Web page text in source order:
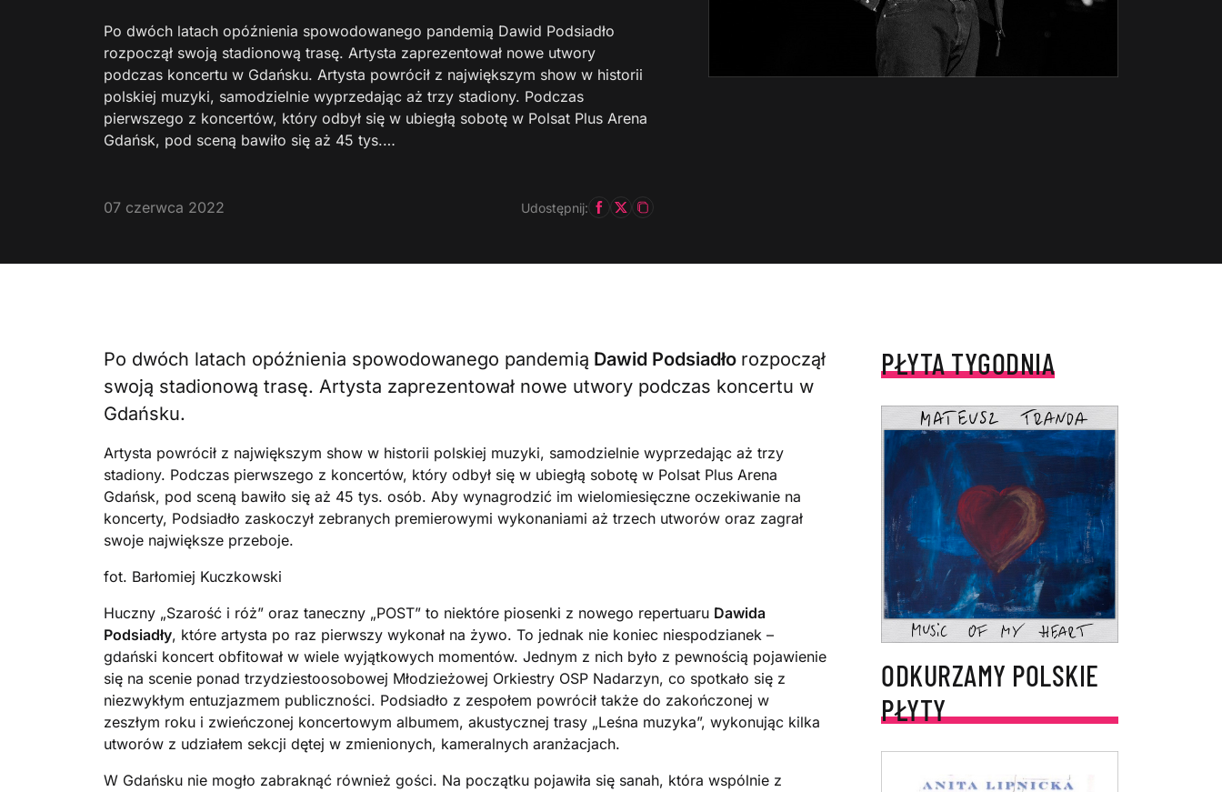
Po dwóch latach opóźnienia spowodowanego pandemią Dawid Podsiadło
rozpoczął swoją stadionową trasę. Artysta zaprezentował nowe utwory
podczas koncertu w Gdańsku. Artysta powrócił z największym show w historii
polskiej muzyki, samodzielnie wyprzedając aż trzy stadiony. Podczas
pierwszego z koncertów, który odbył się w ubiegłą sobotę w Polsat Plus Arena
Gdańsk, pod sceną bawiło się aż 45 tys.…
07 czerwca 2022 Udostępnij:
Po dwóch latach opóźnienia spowodowanego pandemią Dawid Podsiadło rozpoczął
swoją stadionową trasę. Artysta zaprezentował nowe utwory podczas koncertu w
Gdańsku.
Artysta powrócił z największym show w historii polskiej muzyki, samodzielnie wyprzedając aż trzy
stadiony. Podczas pierwszego z koncertów, który odbył się w ubiegłą sobotę w Polsat Plus Arena
Gdańsk, pod sceną bawiło się aż 45 tys. osób. Aby wynagrodzić im wielomiesięczne oczekiwanie na
koncerty, Podsiadło zaskoczył zebranych premierowymi wykonaniami aż trzech utworów oraz zagrał
swoje największe przeboje.
fot. Barłomiej Kuczkowski
Huczny „Szarość i róż” oraz taneczny „POST” to niektóre piosenki z nowego repertuaru Dawida
Podsiadły, które artysta po raz pierwszy wykonał na żywo. To jednak nie koniec niespodzianek –
gdański koncert obfitował w wiele wyjątkowych momentów. Jednym z nich było z pewnością pojawienie
się na scenie ponad trzydziestoosobowej Młodzieżowej Orkiestry OSP Nadarzyn, co spotkało się z
niezwykłym entuzjazmem publiczności. Podsiadło z zespołem powrócił także do zakończonej w
zeszłym roku i zwieńczonej koncertowym albumem, akustycznej trasy „Leśna muzyka”, wykonując kilka
utworów z udziałem sekcji dętej w zmienionych, kameralnych aranżacjach.
W Gdańsku nie mogło zabraknąć również gości. Na początku pojawiła się sanah, która wspólnie z
PŁYTA TYGODNIA
ODKURZAMY POLSKIE
PŁYTY